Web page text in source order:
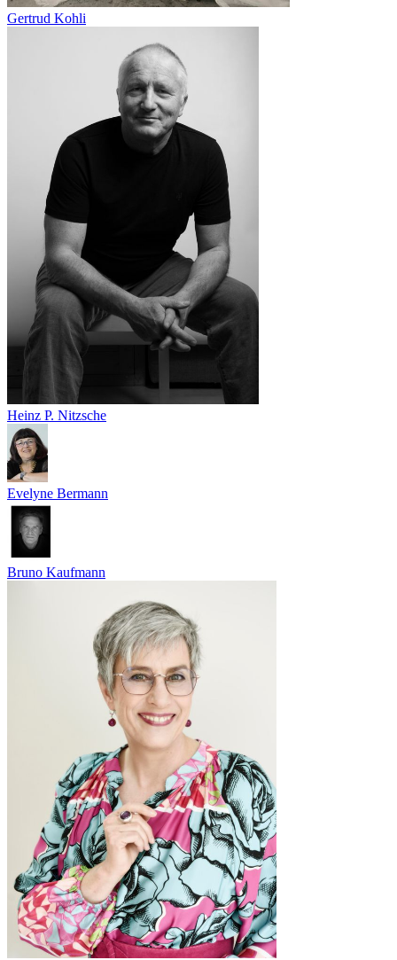
Gertrud Kohli
Heinz P. Nitzsche
Evelyne Bermann
Bruno Kaufmann